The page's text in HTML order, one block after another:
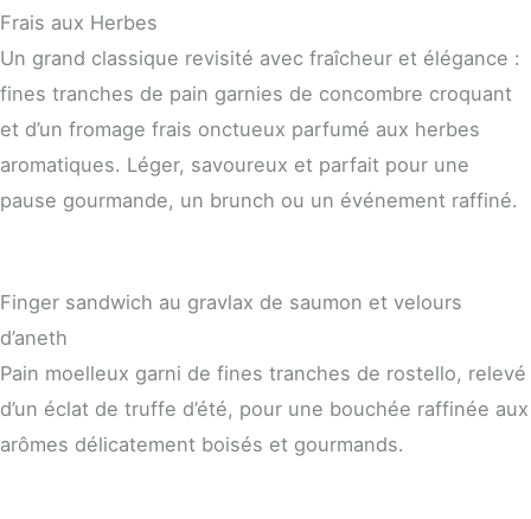
Frais aux Herbes
Un grand classique revisité avec fraîcheur et élégance :
fines tranches de pain garnies de concombre croquant
et d’un fromage frais onctueux parfumé aux herbes
aromatiques. Léger, savoureux et parfait pour une
pause gourmande, un brunch ou un événement raffiné.
Finger sandwich au gravlax de saumon et velours
d’aneth
Pain moelleux garni de fines tranches de rostello, relevé
d’un éclat de truffe d’été, pour une bouchée raffinée aux
arômes délicatement boisés et gourmands.